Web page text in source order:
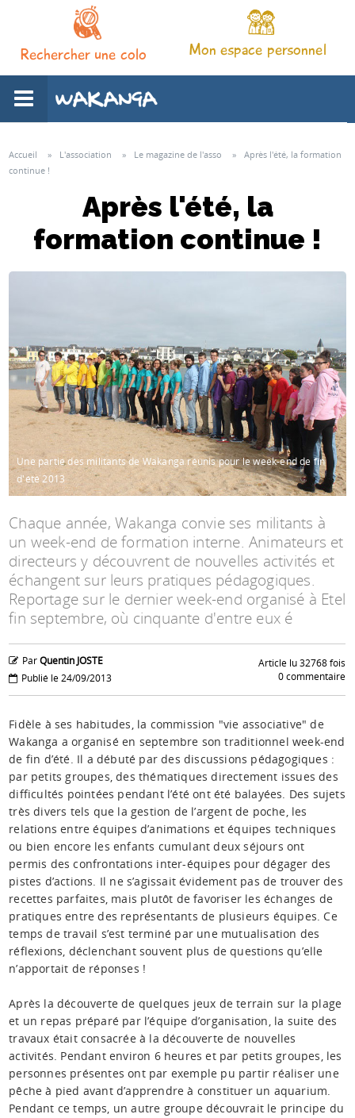
Rechercher une colo Mon espace personnel
L'association
Nos séjours
Notre pédagogie
Infos pratiques
Espace anims
Accueil » L'association » Le magazine de l'asso »
Après l'été, la formation
continue !
Après l'été, la
formation continue !
Une partie des militants de Wakanga réunis pour le week-end de fin
d'été 2013
Chaque année, Wakanga convie ses militants à
un week-end de formation interne. Animateurs et
directeurs y découvrent de nouvelles activités et
échangent sur leurs pratiques pédagogiques.
Reportage sur le dernier week-end organisé à Etel
fin septembre, où cinquante d'entre eux é
ParQuentin JOSTE
Publié le 24/09/2013
Article lu 32768 fois
0 commentaire
Fidèle à ses habitudes, la commission "vie associative" de
Wakanga a organisé en septembre son traditionnel week-end
de fin d’été. Il a débuté par des discussions pédagogiques :
par petits groupes, des thématiques directement issues des
difficultés pointées pendant l’été ont été balayées. Des sujets
très divers tels que la gestion de l’argent de poche, les
relations entre équipes d’animations et équipes techniques
ou bien encore les enfants cumulant deux séjours ont
permis des confrontations inter-équipes pour dégager des
pistes d’actions. Il ne s’agissait évidement pas de trouver des
recettes parfaites, mais plutôt de favoriser les échanges de
pratiques entre des représentants de plusieurs équipes. Ce
temps de travail s’est terminé par une mutualisation des
réflexions, déclenchant souvent plus de questions qu’elle
n’apportait de réponses !
Après la découverte de quelques jeux de terrain sur la plage
et un repas préparé par l’équipe d’organisation, la suite des
travaux était consacrée à la découverte de nouvelles
activités. Pendant environ 6 heures et par petits groupes, les
personnes présentes ont par exemple pu partir réaliser une
pêche à pied avant d’apprendre à constituer un aquarium.
Pendant ce temps, un autre groupe découvrait le principe du